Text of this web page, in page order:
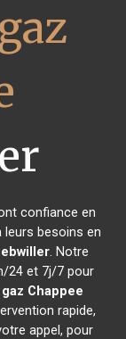
confiance en
leurs besoins en
. Notre
24 et 7j/7 pour
Chappee
rapide,
appel, pour